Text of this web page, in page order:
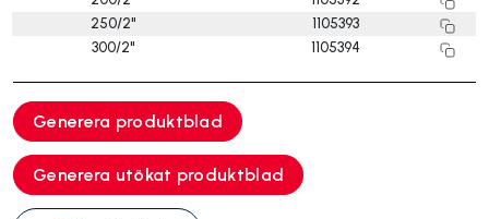
250/2"
1105393
300/2"
1105394
Generera produktblad
Generera utökat produktblad